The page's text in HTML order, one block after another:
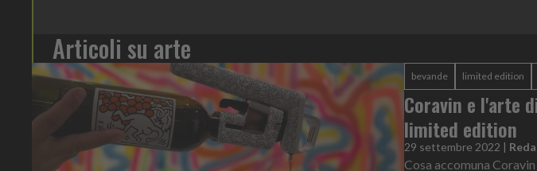
Articoli su arte
bevande limited edition
Coravin e l'arte
limited edition
29 settembre 2022 |
Cosa accomuna